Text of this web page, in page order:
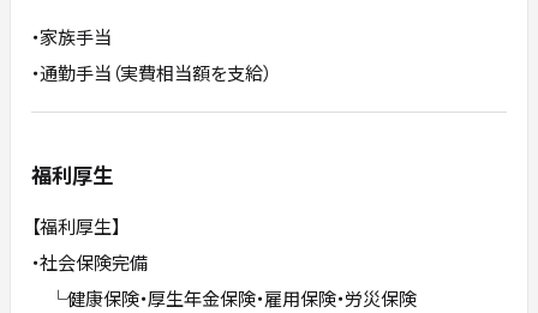
・家族手当
・通勤手当（実費相当額を支給）
福利厚生
【福利厚生】
・社会保険完備
└健康保険・厚生年金保険・雇用保険・労災保険